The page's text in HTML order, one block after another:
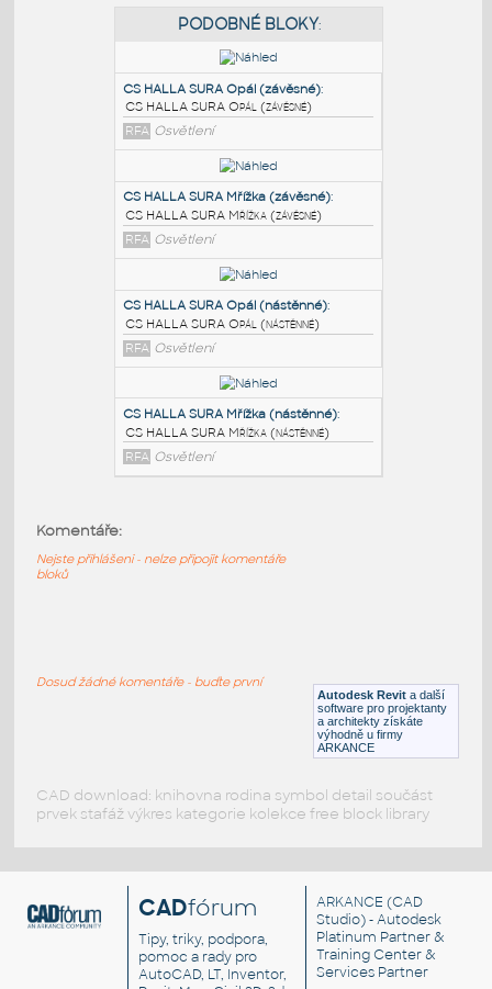
PODOBNÉ BLOKY
CS HALLA SURA Opál (závěsné)
CS HALLA SURA Opál (závěsné)
RFA Osvětlení
CS HALLA SURA Mřížka (závěsné)
CS HALLA SURA Mřížka (závěsné)
RFA Osvětlení
CS HALLA SURA Opál (nástěnné)
CS HALLA SURA Mřížka (nástěnné)
Autodesk Revit a další
software pro projektanty
a architekty získáte
výhodně u firmy
ARKANCE
Komentáře:
Nejste přihlášeni - nelze připojit komentáře
bloků
Dosud žádné komentáře - buďte první
CAD download: knihovna rodina symbol detail součást
prvek stafáž výkres kategorie kolekce free block library
CADfórum
Tipy, triky, podpora,
pomoc a rady pro
AutoCAD, LT, Inventor,
ARKANCE (CAD
Studio) - Autodesk
Platinum Partner &
Training Center &
Services Partner